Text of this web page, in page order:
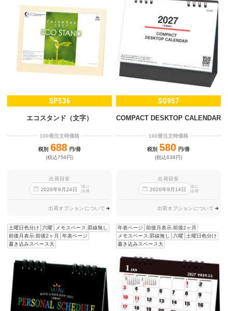
SP536
エコスタンド（文字）
100冊注文時価格
税別 688 円/冊
(税込756円)
出荷目安
2026年9 月24日
迄に
出荷
出荷オプションについて
土曜日色分け 六曜
メモスペース:罫線無し
前後月表示:前後2ヶ月
年表ページ
書き込みスペース大
SG957
COMPACT DESKTOP CALENDAR
100冊注文時価格
税別 580 円/冊
(税込638円)
出荷目安
2026年9 月14日
迄に
出荷
出荷オプションについて
年表ページ
前後月表示:前後2ヶ月
メモスペース:罫線無し
六曜 土曜日色分け
書き込みスペース大